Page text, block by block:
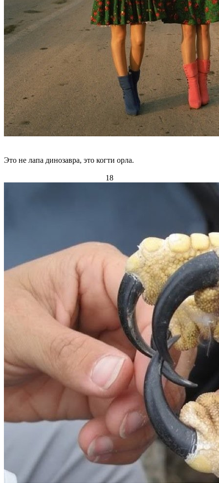
Это не лапа динозавра, это когти орла.
18